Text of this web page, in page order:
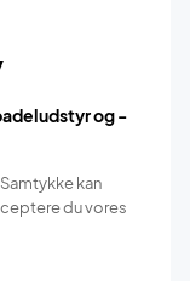
og -
kan
du vores